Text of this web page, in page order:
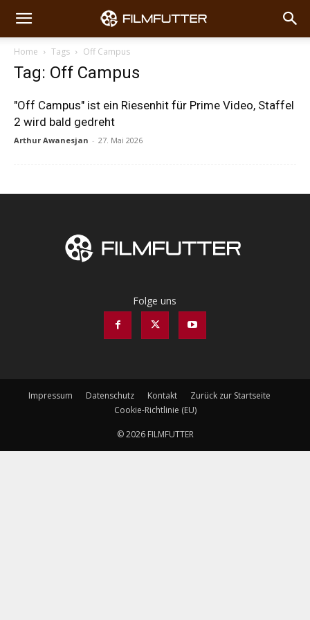
Home Tags Off Campus
Tag: Off Campus
"Off Campus" ist ein Riesenhit für Prime Video, Staffel
2 wird bald gedreht
Arthur Awanesjan - 27. Mai 2026
Folge uns
Impressum Datenschutz Kontakt
Zurück zur Startseite
Cookie-Richtlinie (EU)
© 2026 FILMFUTTER